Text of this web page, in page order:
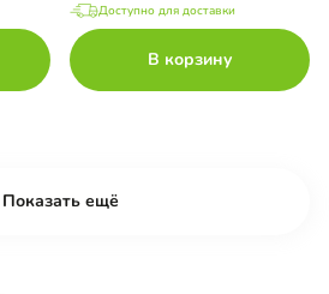
Доступно для доставки
В корзину
Показать ещё